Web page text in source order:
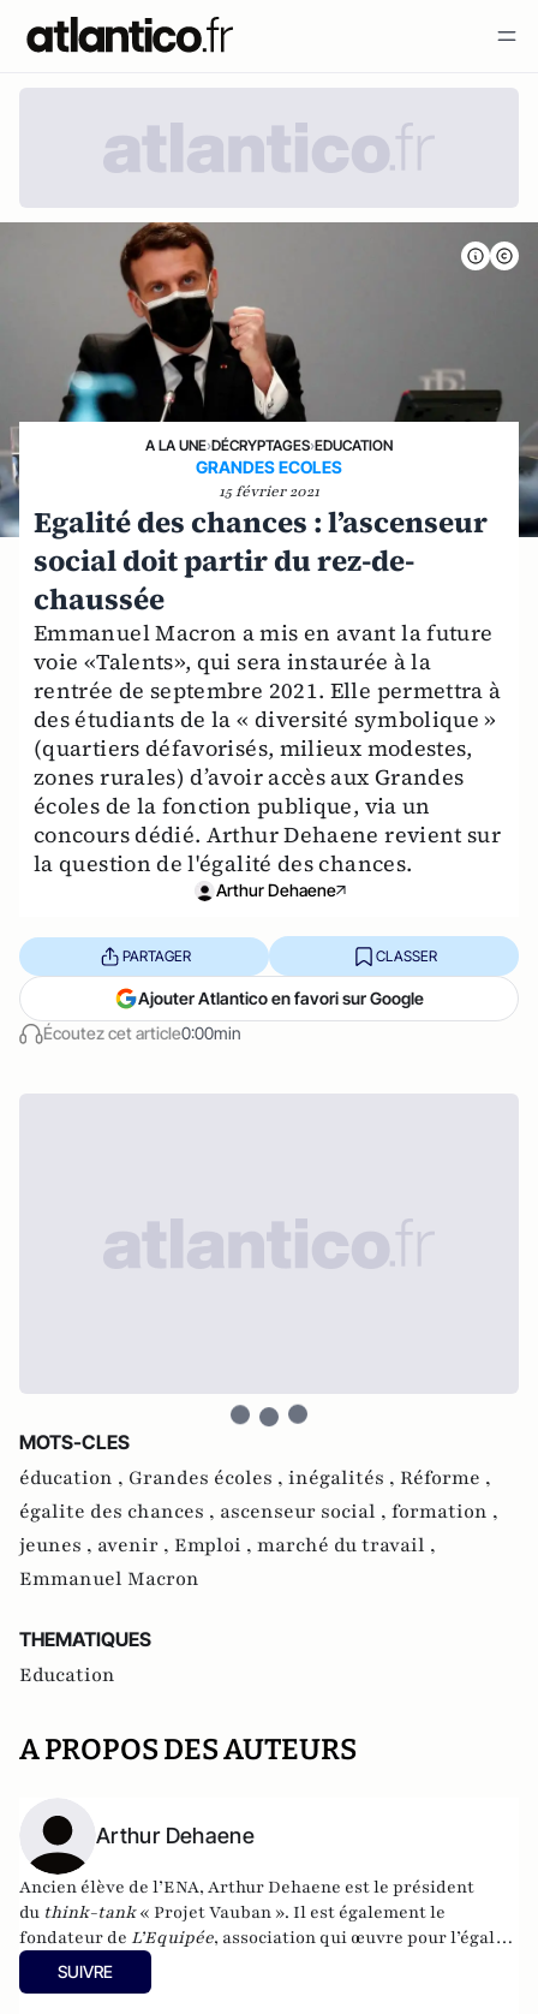
A LA UNE›DÉCRYPTAGES›EDUCATION
GRANDES ECOLES
15 février 2021
Egalité des chances : l’ascenseur
social doit partir du rez-de-
chaussée
Emmanuel Macron a mis en avant la future
voie «Talents», qui sera instaurée à la
rentrée de septembre 2021. Elle permettra à
des étudiants de la « diversité symbolique »
(quartiers défavorisés, milieux modestes,
zones rurales) d’avoir accès aux Grandes
écoles de la fonction publique, via un
concours dédié. Arthur Dehaene revient sur
la question de l'égalité des chances.
Arthur Dehaene
Écoutez cet article0:00min
PARTAGER CLASSER
Ajouter Atlantico en favori sur Google
MOTS-CLES
éducation , Grandes écoles , inégalités , Réforme ,
égalite des chances , ascenseur social , formation ,
jeunes , avenir , Emploi , marché du travail ,
Emmanuel Macron
THEMATIQUES
Education
A PROPOS DES AUTEURS
Arthur Dehaene
Ancien élève de l’ENA, Arthur Dehaene est le président
du think-tank« Projet Vauban ». Il est également le
fondateur de L’Equipée, association qui œuvre pour l’égalité
des chances auprès des élèves scolarisés en banlieue.
SUIVRE